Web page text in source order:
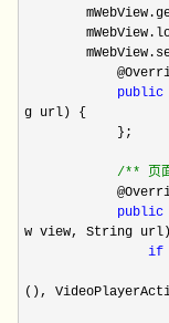
public
g url) {
};
/** 页
public
w view, String
if
Intent
(),